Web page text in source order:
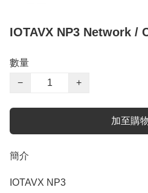
IOTAVX NP3 Network /
數量
−
+
加至購
簡介
IOTAVX NP3